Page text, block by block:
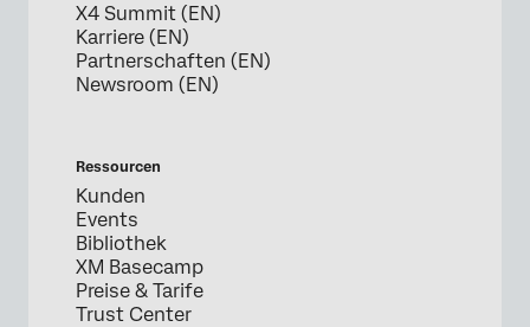
X4 Summit (EN)
Karriere (EN)
Partnerschaften (EN)
Newsroom (EN)
Ressourcen
Kunden
Events
Bibliothek
XM Basecamp
Preise & Tarife
Trust Center